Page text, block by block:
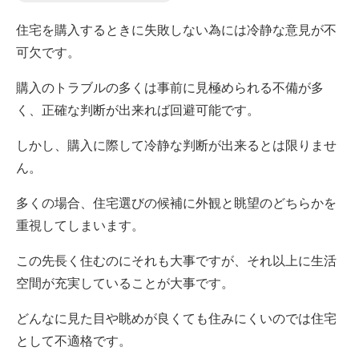
住宅を購入するときに失敗しない為には冷静な意見が不
可欠です。
購入のトラブルの多くは事前に見極められる不備が多
く、正確な判断が出来れば回避可能です。
しかし、購入に際して冷静な判断が出来るとは限りませ
ん。
多くの場合、住宅選びの候補に外観と眺望のどちらかを
重視してしまいます。
この先長く住むのにそれも大事ですが、それ以上に生活
空間が充実していることが大事です。
どんなに見た目や眺めが良くても住みにくいのでは住宅
として不適格です。